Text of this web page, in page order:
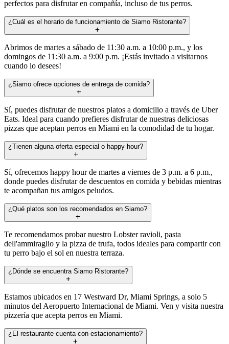
perfectos para disfrutar en compañía, incluso de tus perros.
¿Cuál es el horario de funcionamiento de Siamo Ristorante?
Abrimos de martes a sábado de 11:30 a.m. a 10:00 p.m., y los
domingos de 11:30 a.m. a 9:00 p.m. ¡Estás invitado a visitarnos
cuando lo desees!
¿Siamo ofrece opciones de entrega de comida?
Sí, puedes disfrutar de nuestros platos a domicilio a través de Uber
Eats. Ideal para cuando prefieres disfrutar de nuestras deliciosas
pizzas que aceptan perros en Miami en la comodidad de tu hogar.
¿Tienen alguna oferta especial o happy hour?
Sí, ofrecemos happy hour de martes a viernes de 3 p.m. a 6 p.m.,
donde puedes disfrutar de descuentos en comida y bebidas mientras
te acompañan tus amigos peludos.
¿Qué platos son los recomendados en Siamo?
Te recomendamos probar nuestro Lobster ravioli, pasta
dell'ammiraglio y la pizza de trufa, todos ideales para compartir con
tu perro bajo el sol en nuestra terraza.
¿Dónde se encuentra Siamo Ristorante?
Estamos ubicados en 17 Westward Dr, Miami Springs, a solo 5
minutos del Aeropuerto Internacional de Miami. Ven y visita nuestra
pizzería que acepta perros en Miami.
¿El restaurante cuenta con estacionamiento?